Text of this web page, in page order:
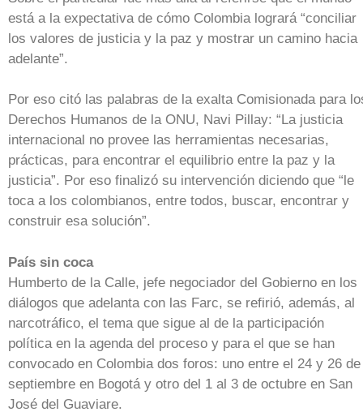
está a la expectativa de cómo Colombia logrará “conciliar
los valores de justicia y la paz y mostrar un camino hacia
adelante”.
Por eso citó las palabras de la exalta Comisionada para
Derechos Humanos de la ONU, Navi Pillay: “La justicia
internacional no provee las herramientas necesarias,
prácticas, para encontrar el equilibrio entre la paz y la
justicia”. Por eso finalizó su intervención diciendo que “le
toca a los colombianos, entre todos, buscar, encontrar y
construir esa solución”.
País sin coca
Humberto de la Calle, jefe negociador del Gobierno en los
diálogos que adelanta con las Farc, se refirió, además, al
narcotráfico, el tema que sigue al de la participación
política en la agenda del proceso y para el que se han
convocado en Colombia dos foros: uno entre el 24 y 26 de
septiembre en Bogotá y otro del 1 al 3 de octubre en San
José del Guaviare.